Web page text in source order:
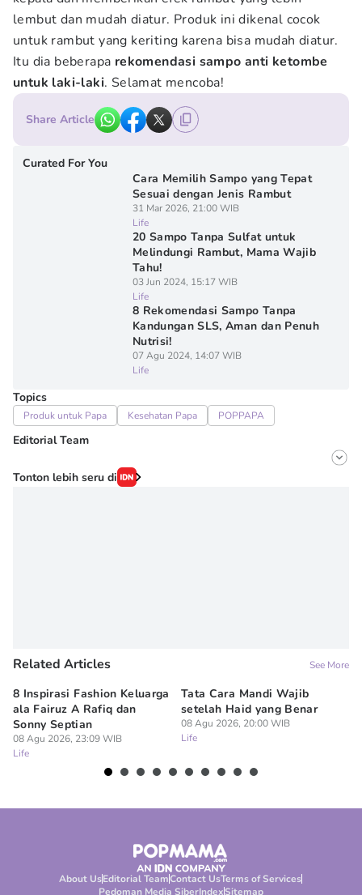
lembut dan mudah diatur. Produk ini dikenal cocok
untuk rambut yang keriting karena bisa mudah diatur.
Itu dia beberapa rekomendasi sampo anti ketombe
untuk laki-laki. Selamat mencoba!
Share Article
Curated For You
Cara Memilih Sampo yang Tepat
Sesuai dengan Jenis Rambut
31 Mar 2026, 21:00 WIB
Life
20 Sampo Tanpa Sulfat untuk
Melindungi Rambut, Mama Wajib
Tahu!
03 Jun 2024, 15:17 WIB
Life
8 Rekomendasi Sampo Tanpa
Kandungan SLS, Aman dan Penuh
Nutrisi!
07 Agu 2024, 14:07 WIB
Life
Topics
Produk untuk Papa Kesehatan Papa POPPAPA
Editorial Team
Editor
Onic Metheany
Tonton lebih seru di
Related Articles See More
8 Inspirasi Fashion Keluarga
ala Fairuz A Rafiq dan
Sonny Septian
08 Agu 2026, 23:09 WIB
Life
Tata Cara Mandi Wajib
setelah Haid yang Benar
08 Agu 2026, 20:00 WIB
Life
About UsEditorial TeamContact UsTerms of Services
Pedoman Media SiberIndexSitemap